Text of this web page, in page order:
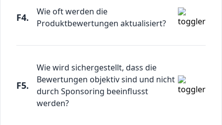
F4.
Wie oft werden die
Produktbewertungen aktualisiert?
F5.
Wie wird sichergestellt, dass die
Bewertungen objektiv sind und nicht
durch Sponsoring beeinflusst
werden?